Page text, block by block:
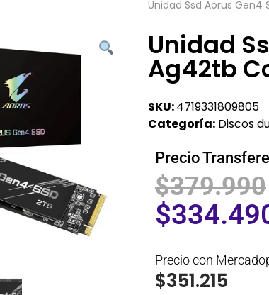
Unidad Ssd Aorus Gen4
Unidad
Ag42tb
SKU:4719331809805
Categoría: Discos
Precio
$379.990
$
Precio con
$351.215